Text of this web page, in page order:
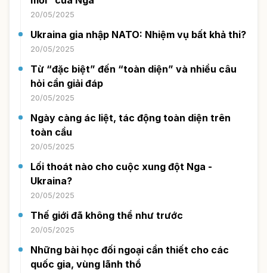
20/05/2025
Ukraina gia nhập NATO: Nhiệm vụ bất khả thi?
20/05/2025
Từ “đặc biệt” đến “toàn diện” và nhiều câu
hỏi cần giải đáp
20/05/2025
Ngày càng ác liệt, tác động toàn diện trên
toàn cầu
20/05/2025
Lối thoát nào cho cuộc xung đột Nga -
Ukraina?
20/05/2025
Thế giới đã không thể như trước
20/05/2025
Những bài học đối ngoại cần thiết cho các
quốc gia, vùng lãnh thổ